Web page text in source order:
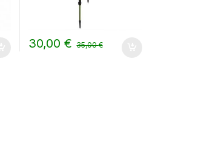
30,00 € 35,00€